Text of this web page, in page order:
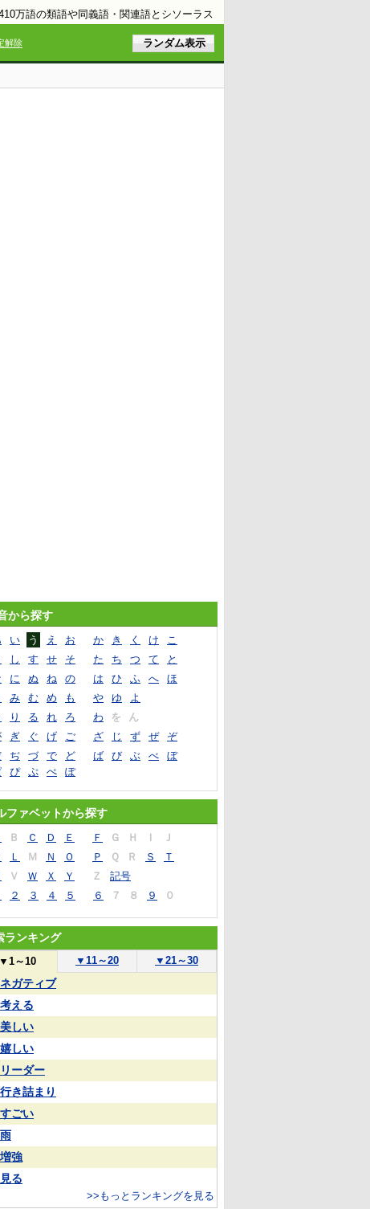
万語の類語や同義語・関連語とシソーラス
解除
から探す
い う え お か き く け
こ
し す せ そ た ち つ て
と
に ぬ ね の は ひ ふ へ
ほ
み む め も や ゆ
よ
り る れ ろ わ を
ん
ぎ ぐ げ ご ざ じ ず ぜ
ぞ
ぢ づ で ど ば び ぶ べ
ぼ
ぴ ぷ ぺ ぽ
ファベットから探す
Ｂ Ｃ Ｄ Ｅ Ｆ Ｇ Ｈ Ｉ
Ｊ
Ｌ Ｍ Ｎ Ｏ Ｐ Ｑ Ｒ Ｓ
Ｔ
Ｖ Ｗ Ｘ Ｙ Ｚ
記号
２ ３ ４ ５ ６ ７ ８ ９ ０
ランキング
▼ 1～10 ▼ 11～20 ▼ 21～30
ネガティブ
考える
美しい
嬉しい
リーダー
行き詰まり
すごい
雨
増強
見る
>>もっとランキングを見る